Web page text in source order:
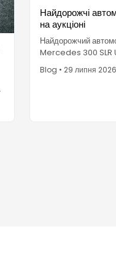
Найдорожчі
на аукціоні
Найдорожчий
Mercedes 300 SLR
належить Ferrari за
Blog • 29 липня